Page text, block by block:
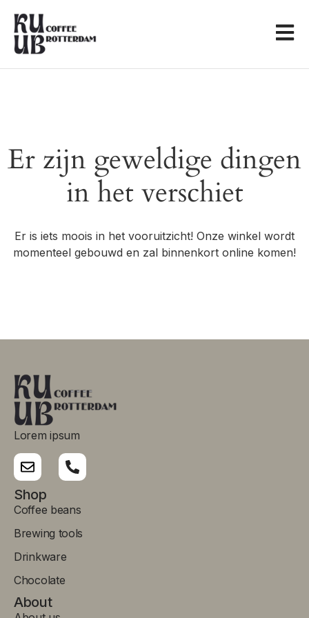
Er zijn geweldige dingen
in het verschiet
Er is iets moois in het vooruitzicht! Onze winkel wordt
momenteel gebouwd en zal binnenkort online komen!
Lorem ipsum
Shop
Coffee beans
Brewing tools
Drinkware
Chocolate
About